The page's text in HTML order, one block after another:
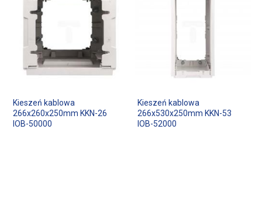
Kieszeń kablowa
266x260x250mm KKN-26
IOB-50000
Kieszeń kablowa
266x530x250mm KKN-53
IOB-52000